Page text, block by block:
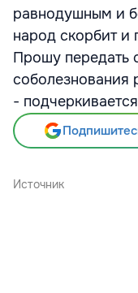
равнодушным и
народ скорбит и
Прошу передать
соболезнования
-
Источник